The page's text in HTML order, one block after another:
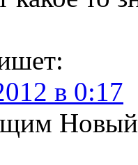
в 0:17